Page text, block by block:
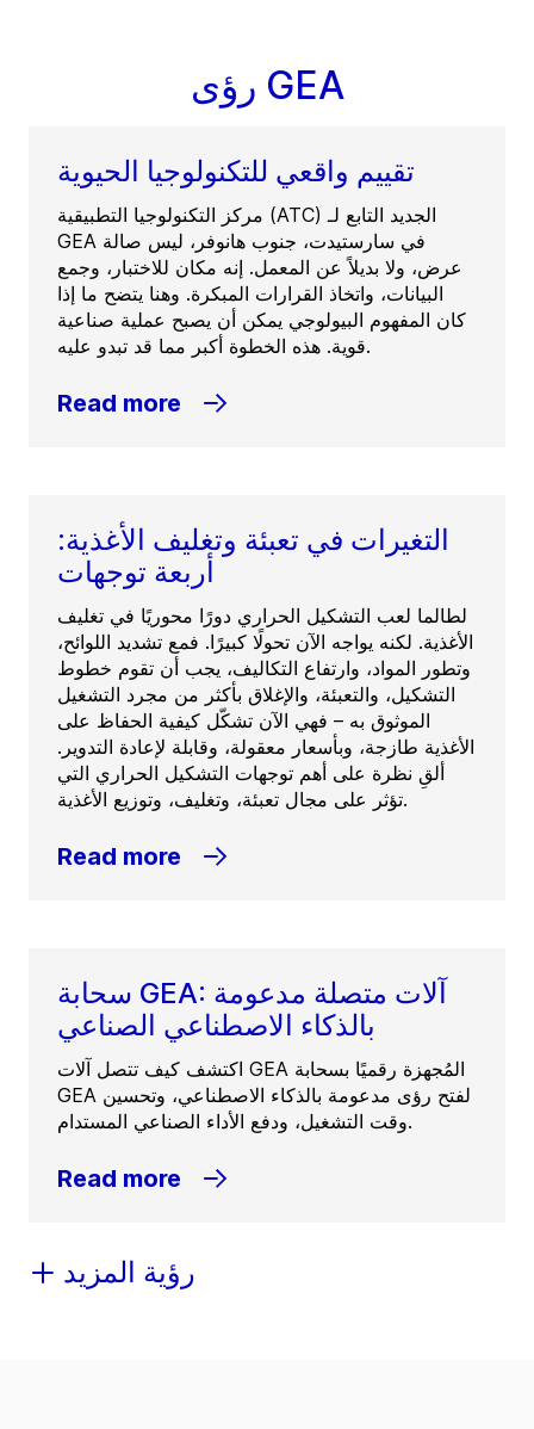
رؤى GEA
تقييم واقعي للتكنولوجيا الحيوية
مركز التكنولوجيا التطبيقية (ATC) الجديد التابع لـ
GEA في سارستيدت، جنوب هانوفر، ليس صالة
عرض، ولا بديلاً عن المعمل. إنه مكان للاختبار، وجمع
البيانات، واتخاذ القرارات المبكرة. وهنا يتضح ما إذا
كان المفهوم البيولوجي يمكن أن يصبح عملية صناعية
قوية. هذه الخطوة أكبر مما قد تبدو عليه.
Read more
التغيرات في تعبئة وتغليف الأغذية:
أربعة توجهات
لطالما لعب التشكيل الحراري دورًا محوريًا في تغليف
الأغذية. لكنه يواجه الآن تحولًا كبيرًا. فمع تشديد اللوائح،
وتطور المواد، وارتفاع التكاليف، يجب أن تقوم خطوط
التشكيل، والتعبئة، والإغلاق بأكثر من مجرد التشغيل
الموثوق به – فهي الآن تشكّل كيفية الحفاظ على
الأغذية طازجة، وبأسعار معقولة، وقابلة لإعادة التدوير.
ألقِ نظرة على أهم توجهات التشكيل الحراري التي
تؤثر على مجال تعبئة، وتغليف، وتوزيع الأغذية.
Read more
سحابة GEA: آلات متصلة مدعومة
بالذكاء الاصطناعي الصناعي
اكتشف كيف تتصل آلات GEA المُجهزة رقميًا بسحابة
GEA لفتح رؤى مدعومة بالذكاء الاصطناعي، وتحسين
وقت التشغيل، ودفع الأداء الصناعي المستدام.
Read more
رؤية المزيد